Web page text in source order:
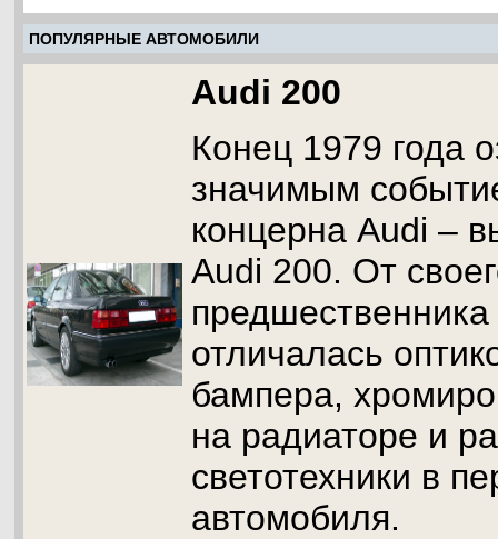
ПОПУЛЯРНЫЕ АВТОМОБИЛИ
Audi 200
Конец 1979 года
значимым
концерна Audi –
Audi 200. От
отличалась
бампера,
на радиаторе и
светотехники в
автомобиля.